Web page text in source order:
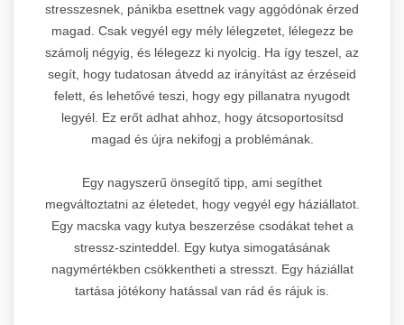
stresszesnek, pánikba esettnek vagy aggódónak érzed
magad. Csak vegyél egy mély lélegzetet, lélegezz be
számolj négyig, és lélegezz ki nyolcig. Ha így teszel, az
segít, hogy tudatosan átvedd az irányítást az érzéseid
felett, és lehetővé teszi, hogy egy pillanatra nyugodt
legyél. Ez erőt adhat ahhoz, hogy átcsoportosítsd
magad és újra nekifogj a problémának.
Egy nagyszerű önsegítő tipp, ami segíthet
megváltoztatni az életedet, hogy vegyél egy háziállatot.
Egy macska vagy kutya beszerzése csodákat tehet a
stressz-szinteddel. Egy kutya simogatásának
nagymértékben csökkentheti a stresszt. Egy háziállat
tartása jótékony hatással van rád és rájuk is.